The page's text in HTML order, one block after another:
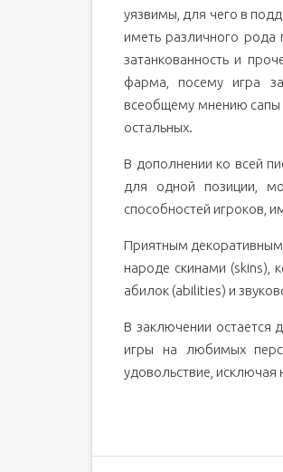
уязвимы, для чего в
иметь различного рода
затанкованность и
фарма, посему игра
всеобщему мнению сапы
остальных.
В дополнении ко всей
для одной позиции,
способностей игроков,
Приятным
народе скинами (skins),
абилок (abilities) и
В заключении остается
игры на любимых
удовольствие, исключая